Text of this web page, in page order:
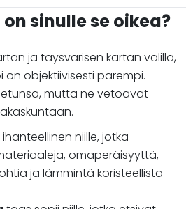
sinulle se oikea?
ja täysvärisen kartan välillä,
on objektiivisesti parempi.
mutta ne vetoavat
niille, jotka
omaperäisyyttä,
ja lämmintä koristeellista